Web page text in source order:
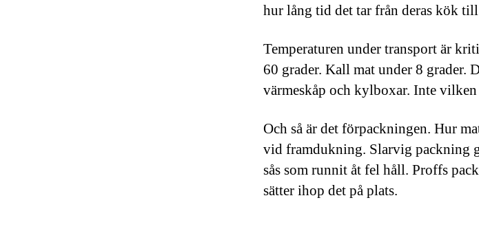
hur lång tid det tar från deras kök
Temperaturen under transport är
60 grader. Kall mat under 8 grader.
värmeskåp och kylboxar. Inte
Och så är det förpackningen. Hur
vid framdukning. Slarvig packning
sås som runnit åt fel håll. Proffs
sätter ihop det på plats.